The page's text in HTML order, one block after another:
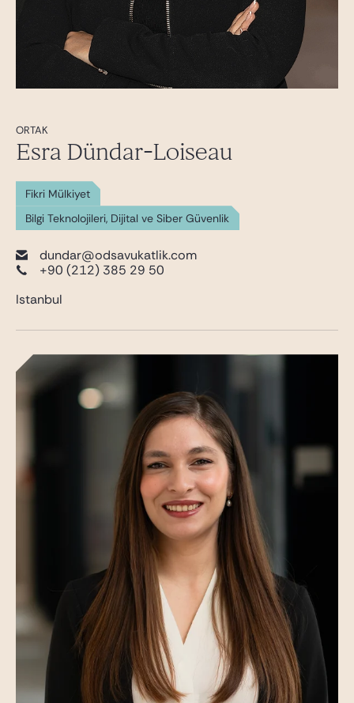
ORTAK
Esra Dündar-Loiseau
Fikri Mülkiyet
Bilgi Teknolojileri, Dijital ve Siber Güvenlik
dundar@odsavukatlik.com
+90 (212) 385 29 50
Istanbul